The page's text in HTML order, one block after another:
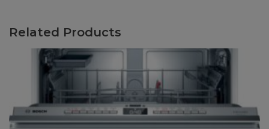
Related Products